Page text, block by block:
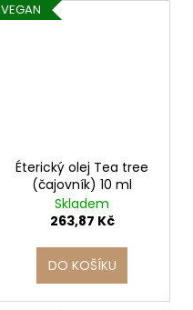
VEGAN
Éterický olej Tea tree
(čajovník) 10 ml
Skladem
263,87 Kč
DO KOŠÍKU